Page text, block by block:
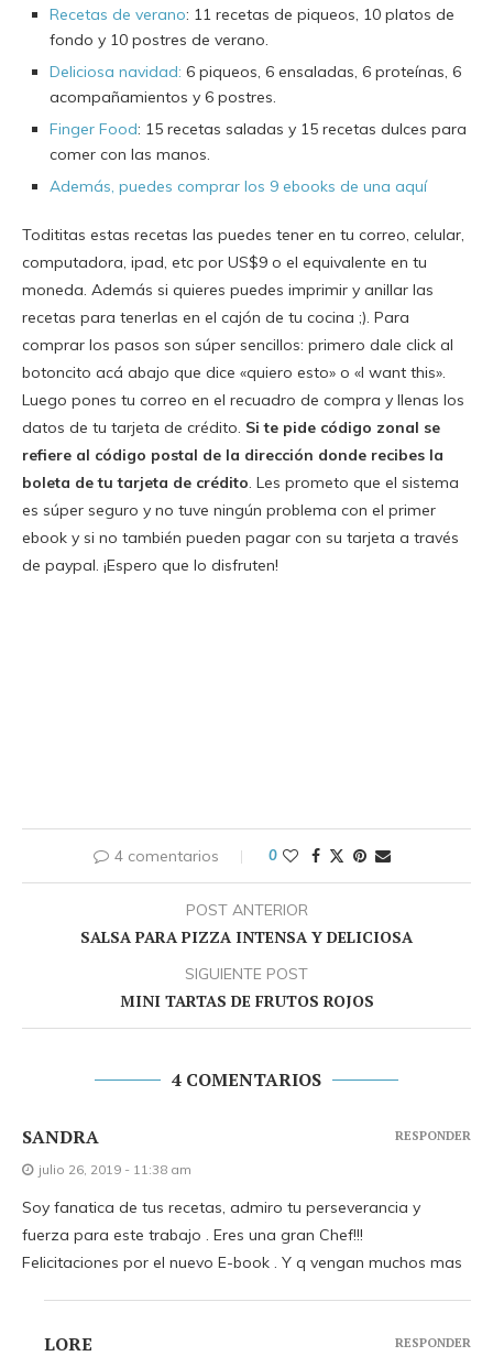
Recetas de verano: 11 recetas de piqueos, 10 platos de
fondo y 10 postres de verano.
Deliciosa navidad: 6 piqueos, 6 ensaladas, 6 proteínas, 6
acompañamientos y 6 postres.
Finger Food: 15 recetas saladas y 15 recetas dulces para
comer con las manos.
Además, puedes comprar los 9 ebooks de una aquí
Todititas estas recetas las puedes tener en tu correo, celular,
computadora, ipad, etc por US$9 o el equivalente en tu
moneda. Además si quieres puedes imprimir y anillar las
recetas para tenerlas en el cajón de tu cocina ;). Para
comprar los pasos son súper sencillos: primero dale click al
botoncito acá abajo que dice «quiero esto» o «I want this».
Luego pones tu correo en el recuadro de compra y llenas los
datos de tu tarjeta de crédito. Si te pide código zonal se
refiere al código postal de la dirección donde recibes la
boleta de tu tarjeta de crédito. Les prometo que el sistema
es súper seguro y no tuve ningún problema con el primer
ebook y si no también pueden pagar con su tarjeta a través
de paypal. ¡Espero que lo disfruten!
4 comentarios 0
POST ANTERIOR
SALSA PARA PIZZA INTENSA Y DELICIOSA
SIGUIENTE POST
MINI TARTAS DE FRUTOS ROJOS
4 COMENTARIOS
SANDRA
julio 26, 2019 - 11:38 am
Soy fanatica de tus recetas, admiro tu perseverancia y
fuerza para este trabajo . Eres una gran Chef!!!
Felicitaciones por el nuevo E-book . Y q vengan muchos mas
RESPONDER
LORE RESPONDER